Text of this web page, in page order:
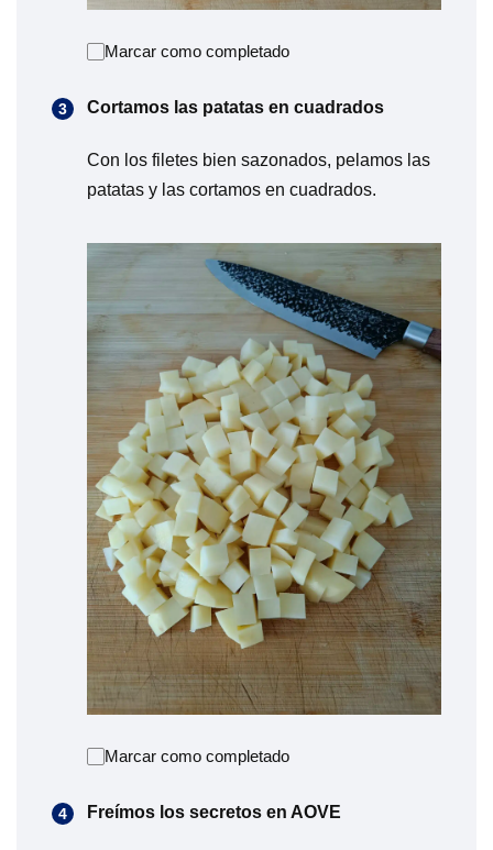
Marcar como completado
Cortamos las patatas en cuadrados
Con los filetes bien sazonados, pelamos las
patatas y las cortamos en cuadrados.
Marcar como completado
Freímos los secretos en AOVE